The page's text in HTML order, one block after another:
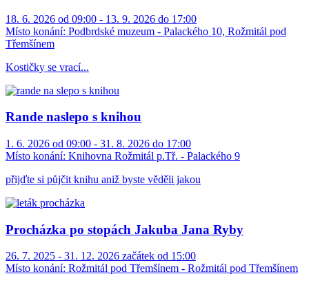
18. 6. 2026 od 09:00 - 13. 9. 2026 do 17:00
Místo konání: Podbrdské muzeum - Palackého 10, Rožmitál pod
Třemšínem
Kostičky se vrací...
Rande naslepo s knihou
1. 6. 2026 od 09:00 - 31. 8. 2026 do 17:00
Místo konání: Knihovna Rožmitál p.Tř. - Palackého 9
přijďte si půjčit knihu aniž byste věděli jakou
Procházka po stopách Jakuba Jana Ryby
26. 7. 2025 - 31. 12. 2026 začátek od 15:00
Místo konání: Rožmitál pod Třemšínem - Rožmitál pod Třemšínem